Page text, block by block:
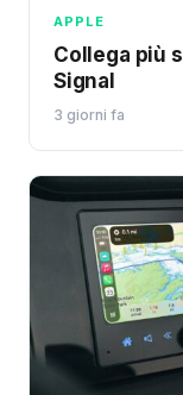
APPLE
Collega più
Signal
3 giorni fa